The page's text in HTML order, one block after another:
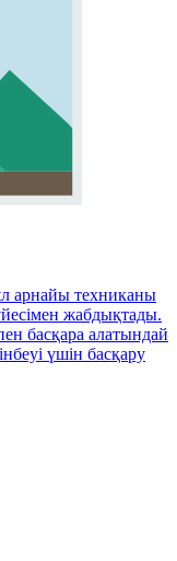
арнайы техниканы
жабдықтады.
басқара алатындай
үшін басқару